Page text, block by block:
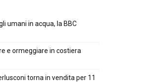
umani in acqua, la BBC
e ormeggiare in costiera
torna in vendita per 11